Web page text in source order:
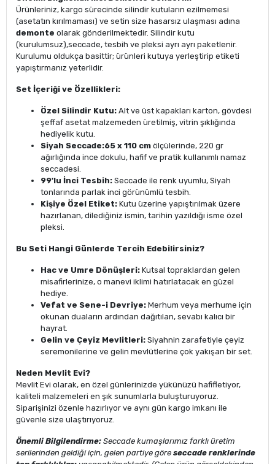
Ürünleriniz, kargo sürecinde silindir kutuların ezilmemesi
(asetatın kırılmaması) ve setin size hasarsız ulaşması adına
demonte olarak gönderilmektedir. Silindir kutu
(kurulumsuz),seccade, tesbih ve pleksi ayrı ayrı paketlenir.
Kurulumu oldukça basittir; ürünleri kutuya yerleştirip etiketi
yapıştırmanız yeterlidir.
Set İçeriği ve Özellikleri:
Özel Silindir Kutu: Alt ve üst kapakları karton, gövdesi
şeffaf asetat malzemeden üretilmiş, vitrin şıklığında
hediyelik kutu.
Siyah Seccade:65 x 110 cm ölçülerinde, 220 gr
ağırlığında ince dokulu, hafif ve pratik kullanımlı namaz
seccadesi.
99'lu İnci Tesbih: Seccade ile renk uyumlu, Siyah
tonlarında parlak inci görünümlü tesbih.
Kişiye Özel Etiket: Kutu üzerine yapıştırılmak üzere
hazırlanan, dilediğiniz ismin, tarihin yazıldığı isme özel
pleksi.
Bu Seti Hangi Günlerde Tercih Edebilirsiniz?
Hac ve Umre Dönüşleri: Kutsal topraklardan gelen
misafirlerinize, o manevi iklimi hatırlatacak en güzel
hediye.
Vefat ve Sene-i Devriye: Merhum veya merhume için
okunan duaların ardından dağıtılan, sevabı kalıcı bir
hayrat.
Gelin ve Çeyiz Mevlitleri: Siyahnin zarafetiyle çeyiz
seremonilerine ve gelin mevlütlerine çok yakışan bir set.
Neden Mevlit Evi?
Mevlit Evi olarak, en özel günlerinizde yükünüzü hafifletiyor,
kaliteli malzemeleri en şık sunumlarla buluşturuyoruz.
Siparişinizi özenle hazırlıyor ve aynı gün kargo imkanı ile
güvenle size ulaştırıyoruz.
Önemli Bilgilendirme: Seccade kumaşlarımız farklı üretim
serilerinden geldiği için, gelen partiye göre seccade renklerinde